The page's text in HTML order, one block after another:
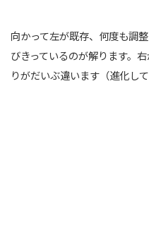
向かって左が既存、何度も調
びきっているのが解ります。
りがだいぶ違います（進化して